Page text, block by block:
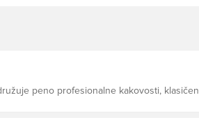
peno profesionalne kakovosti, klasičen